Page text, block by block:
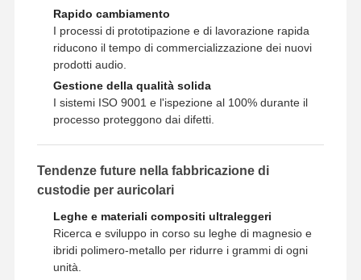
Rapido cambiamento
I processi di prototipazione e di lavorazione rapida
riducono il tempo di commercializzazione dei nuovi
prodotti audio.
Gestione della qualità solida
I sistemi ISO 9001 e l'ispezione al 100% durante il
processo proteggono dai difetti.
Tendenze future nella fabbricazione di
custodie per auricolari
Leghe e materiali compositi ultraleggeri
Ricerca e sviluppo in corso su leghe di magnesio e
ibridi polimero-metallo per ridurre i grammi di ogni
unità.